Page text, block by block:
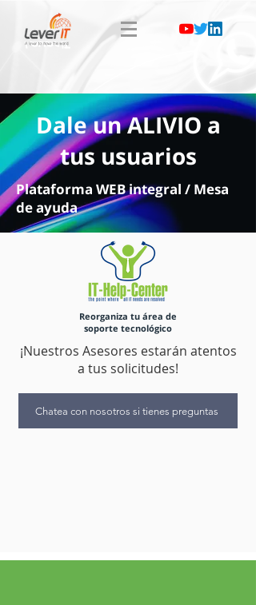
Dale un ALIVIO a
tus usuarios
Plataforma WEB integral / Mesa
de ayuda
Reorganiza tu área de
soporte tecnológico
¡Nuestros Asesores estarán atentos
a tus solicitudes!
Chatea con nosotros si tienes preguntas